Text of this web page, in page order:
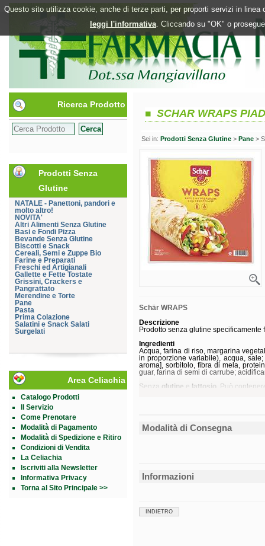
Questo sito utilizza cookie, anche di terze parti, per proporti servizi in
leggi l'informativa. Cliccando su "OK" o
Ricerca Prodotto
Prodotti Senza
Glutine
NATALE - Panettoni, pandori e
molto altro!
NOVITA'
Altri Alimenti Senza Glutine
Basi e Fondi Pizza
Bevande Senza Glutine
Biscotti e Snack
Cereali, Semi e Zuppe Bio
Farine e Preparati
Freschi ed Artigianali
Gallette e Fette Tostate
Grissini, Crackers e
Pangrattato
Merendine e Torte
Pane
Pasta
Prima Colazione
Salatini e Snack Salati
Surgelati
Area Celiachia
Catalogo Prodotti
Il Servizio
Come Prenotare
Modalità di Pagamento
Modalità di Spedizione e Ritiro
Condizioni di Vendita
La Celiachia
Iscriviti alla Newsletter
Informativa Privacy
Torna al Sito Principale >>
SCHAR WRAPS
Sei in: Prodotti Senza Glutine > Pane >
Schär WRAPS
Descrizione
Prodotto senza glutine
Ingredienti
Acqua, farina di riso, margarina
in proporzione variabile), acqua,
aroma], sorbitolo, fibra di mela,
guar, farina di semi di carrube;
Senza glutine e lattosio . Può
di cui acidi grassi saturi
Conservazione
Formato
Busta da 240 g.
Modalità di Consegna
Informazioni
INDIETRO